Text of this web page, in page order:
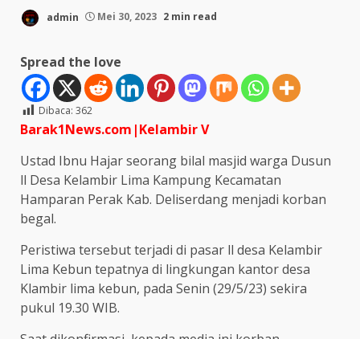
admin Mei 30, 2023 2 min read
Spread the love
Dibaca: 362
Barak1News.com|Kelambir V
Ustad Ibnu Hajar seorang bilal masjid warga Dusun
ll Desa Kelambir Lima Kampung Kecamatan
Hamparan Perak Kab. Deliserdang menjadi korban
begal.
Peristiwa tersebut terjadi di pasar ll desa Kelambir
Lima Kebun tepatnya di lingkungan kantor desa
Klambir lima kebun, pada Senin (29/5/23) sekira
pukul 19.30 WIB.